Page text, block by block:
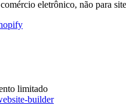
eletrônico, não para
limitado
builder